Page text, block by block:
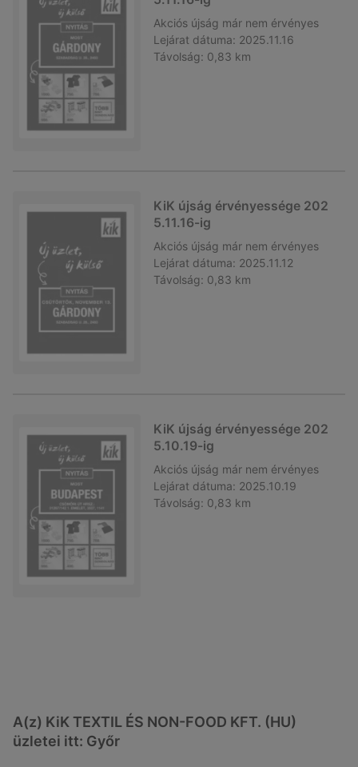
Akciós újság már nem érvényes
Lejárat dátuma: 2025.11.16
Távolság: 0,83 km
KiK újság érvényessége 202
5.11.16-ig
Akciós újság már nem érvényes
Lejárat dátuma: 2025.11.12
Távolság: 0,83 km
KiK újság érvényessége 202
5.10.19-ig
Akciós újság már nem érvényes
Lejárat dátuma: 2025.10.19
Távolság: 0,83 km
A(z) KiK TEXTIL ÉS NON-FOOD KFT. (HU)
üzletei itt: Győr